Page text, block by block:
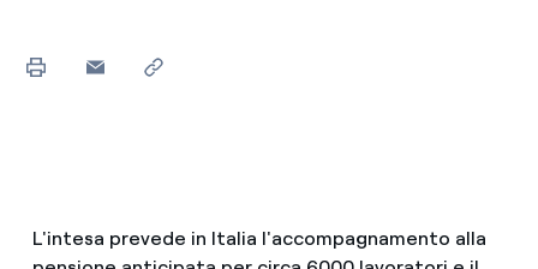
L'intesa prevede in Italia l'accompagnamento alla